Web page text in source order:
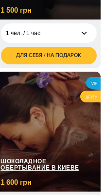
1 500 грн
1 чел. / 1 час
1 500
грн
2 чел. / 1 час
1 800
грн
ДЛЯ СЕБЯ / НА ПОДАРОК
VIP
ДРУГУ
ШОКОЛАДНОЕ
ОБЕРТЫВАНИЕ В КИЕВЕ
1 600 грн